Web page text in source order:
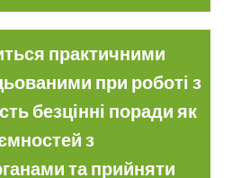
практичними
при роботі з
безцінні поради як
з
та прийняти